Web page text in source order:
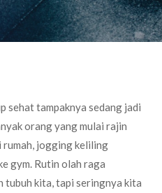
sehat tampaknya sedang jadi
orang yang mulai rajin
rumah, jogging keliling
gym. Rutin olah raga
tubuh kita, tapi seringnya kita